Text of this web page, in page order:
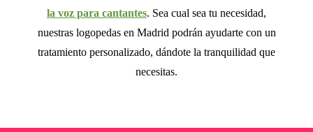
la voz para cantantes. Sea cual sea tu necesidad,
nuestras logopedas en Madrid podrán ayudarte con un
tratamiento personalizado, dándote la tranquilidad que
necesitas.